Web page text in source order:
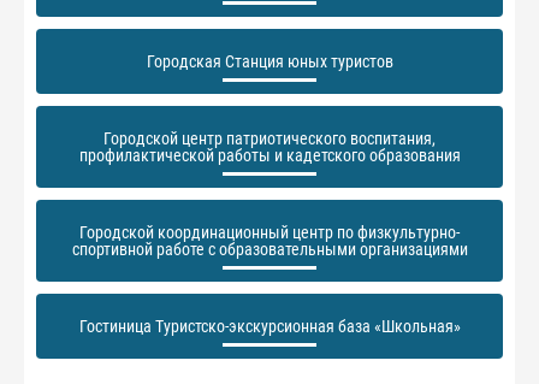
Городская Станция юных туристов
Городской центр патриотического воспитания,
профилактической работы и кадетского образования
Городской координационный центр по физкультурно-
спортивной работе с образовательными организациями
Гостиница Туристско-экскурсионная база «Школьная»